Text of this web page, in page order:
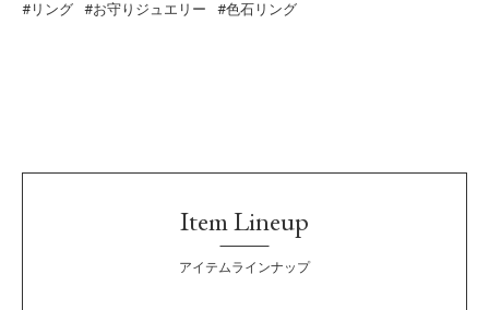
リング お守りジュエリー 色石リング
Item Lineup
アイテムラインナップ